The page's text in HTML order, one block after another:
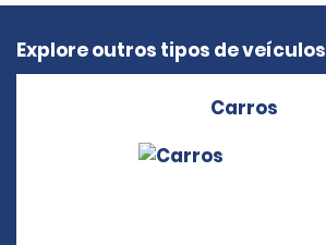
Explore outros tipos de veículos
Carros